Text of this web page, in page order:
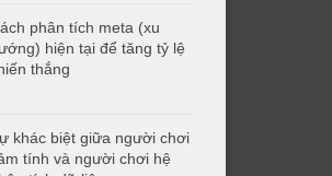
phân tích meta (xu
hiện tại để tăng tỷ lệ
thắng
khác biệt giữa người chơi
tính và người chơi hệ